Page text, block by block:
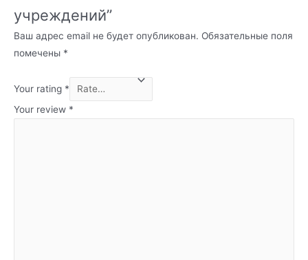
учреждений”
Ваш адрес email не будет опубликован. Обязательные поля
помечены *
Your rating *
Your review *